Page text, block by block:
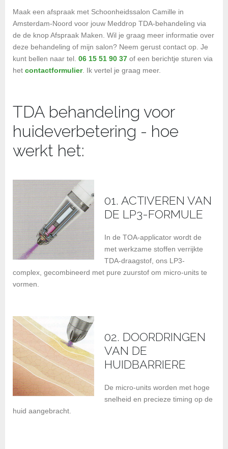
Maak een afspraak met Schoonheidssalon Camille in
Amsterdam-Noord voor jouw Meddrop TDA-behandeling via
de de knop Afspraak Maken. Wil je graag meer informatie over
deze behandeling of mijn salon? Neem gerust contact op. Je
kunt bellen naar tel. 06 15 51 90 37 of een berichtje sturen via
het contactformulier. Ik vertel je graag meer.
TDA behandeling voor
huideverbetering - hoe
werkt het:
01. ACTIVEREN VAN
DE LP3-FORMULE
In de TOA-applicator wordt de
met werkzame stoffen verrijkte
TDA-draagstof, ons LP3-
complex, gecombineerd met pure zuurstof om micro-units te
vormen.
02. DOORDRINGEN
VAN DE
HUIDBARRIERE
De micro-units worden met hoge
snelheid en precieze timing op de
huid aangebracht.